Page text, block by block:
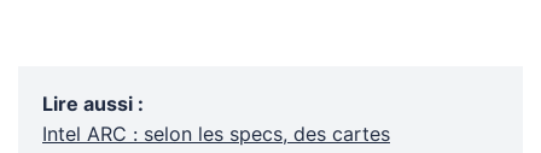
Lire aussi :
Intel ARC : selon les specs, des cartes